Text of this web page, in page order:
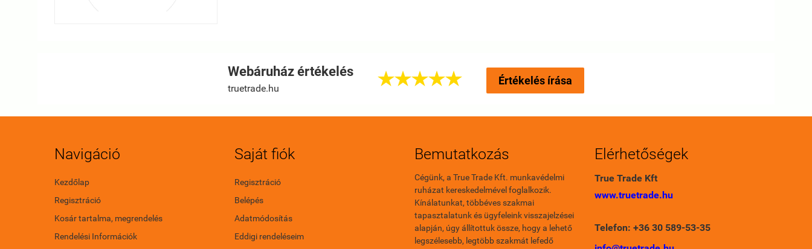
Webáruház értékelés
truetrade.hu
 Értékelés írása
Navigáció
Kezdőlap
Regisztráció
Kosár tartalma, megrendelés
Rendelési Információk
Saját fiók
Regisztráció
Belépés
Adatmódosítás
Eddigi rendeléseim
Bemutatkozás
Cégünk, a True Trade Kft. munkavédelmi
ruházat kereskedelmével foglalkozik.
Kínálatunkat, többéves szakmai
tapasztalatunk és ügyfeleink visszajelzései
alapján, úgy állítottuk össze, hogy a lehető
legszélesebb, legtöbb szakmát lefedő
Elérhetőségek
True Trade Kft
www.truetrade.hu
Telefon: +36 30 589-53-35